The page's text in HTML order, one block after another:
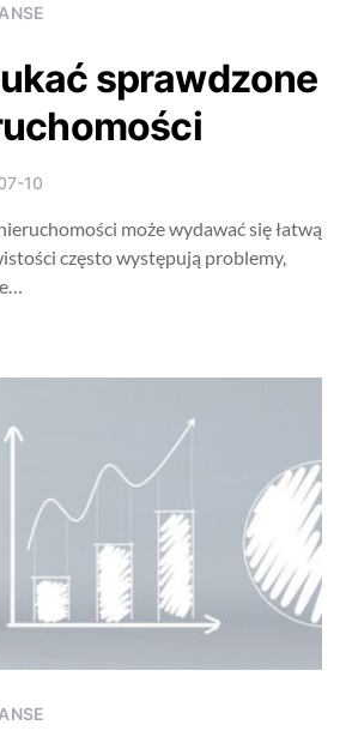
sprawdzone
10
może wydawać się łatwą
często występują problemy,